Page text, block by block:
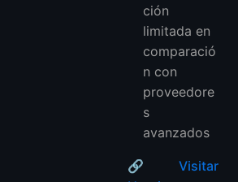
ción
limitada en
comparació
n con
proveedore
s
avanzados
🔗 Visitar